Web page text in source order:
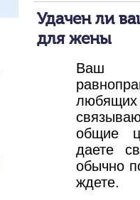
Удачен ли
для жены
Ваш
общие
даете
обычно
ждете.